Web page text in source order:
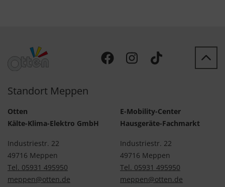
Standort Meppen
Otten
Kälte-Klima-Elektro GmbH
Industriestr. 22
49716 Meppen
Tel. 05931 495950
meppen@otten.de
E-Mobility-Center
Hausgeräte-Fachmarkt
Industriestr. 22
49716 Meppen
Tel. 05931 495950
meppen@otten.de